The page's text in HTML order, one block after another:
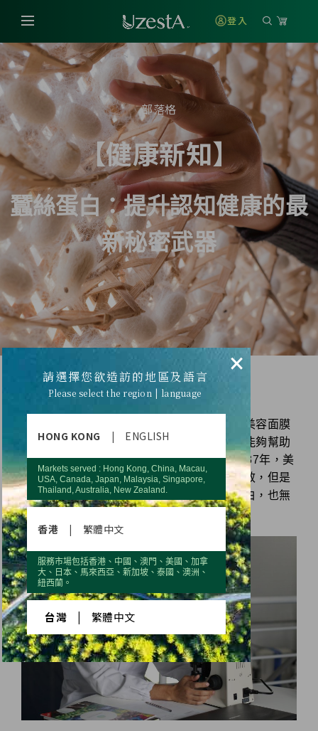
登入
部落格
【健康新知】
蠶絲蛋白：提升認知健康的最
新秘密武器
——
許多人對蠶絲蛋白的認識僅侷限在紡織品或美容面膜
上，但更多人不知道的是，其實已經研發出能夠幫助
認知發展的蠶絲蛋白保健食品原料。早在1937年，美
國就已經發現蠶絲蛋白具有增進記憶力的功效，但是
礙於技術發展，無法萃取足夠的有效蠶絲蛋白，也無
法精準鎖定特定胜肽片段進行萃取。
×
請選擇您欲造訪的地區及語言
Please select the region | language
HONG KONG | ENGLISH
Markets served : Hong Kong, China, Macau,
USA, Canada, Japan, Malaysia, Singapore,
Thailand, Australia, New Zealand.
香港 | 繁體中文
服務市場包括香港、中國、澳門、美國、加拿
大、日本、馬來西亞、新加坡、泰國、澳洲、
紐西蘭。
台灣 | 繁體中文